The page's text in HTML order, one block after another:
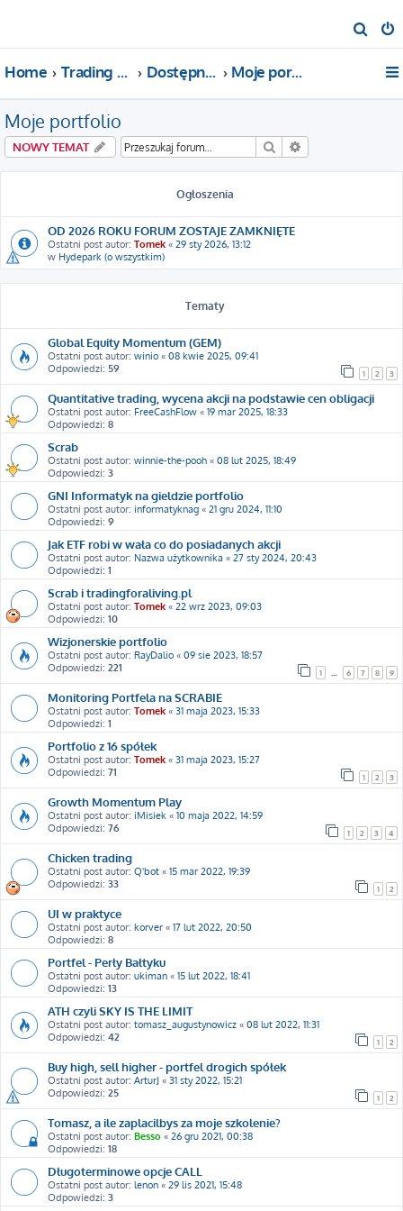
z
Home Trading For a Living Dostępne kategorie Moje portfolio
Moje portfolio
NOWY TEMAT Szukaj
Ogłoszenia
OD 2026 ROKU FORUM ZOSTAJE ZAMKNIĘTE
Ostatni post autor: Tomek « 29 sty 2026, 13:12
w Hydepark (o wszystkim)
Tematy
Global Equity Momentum (GEM)
Ostatni post autor: winio « 08 kwie 2025, 09:41
Odpowiedzi: 59 1 2 3
Quantitative trading, wycena akcji na podstawie cen obligacji
Ostatni post autor: FreeCashFlow « 19 mar 2025, 18:33
Odpowiedzi: 8
Scrab
Ostatni post autor: winnie-the-pooh « 08 lut 2025, 18:49
Odpowiedzi: 3
GNI Informatyk na gieldzie portfolio
Ostatni post autor: informatyknag « 21 gru 2024, 11:10
Odpowiedzi: 9
Jak ETF robi w wała co do posiadanych akcji
Ostatni post autor: Nazwa użytkownika « 27 sty 2024, 20:43
Odpowiedzi: 1
Scrab i tradingforaliving.pl
Ostatni post autor: Tomek « 22 wrz 2023, 09:03
Odpowiedzi: 10
Wizjonerskie portfolio
Ostatni post autor: RayDalio « 09 sie 2023, 18:57
Odpowiedzi: 221 1 6 7 8 9
Monitoring Portfela na SCRABIE
Ostatni post autor: Tomek « 31 maja 2023, 15:33
Odpowiedzi: 1
Portfolio z 16 spółek
Ostatni post autor: Tomek « 31 maja 2023, 15:27
Odpowiedzi: 71 1 2 3
Growth Momentum Play
Ostatni post autor: iMisiek « 10 maja 2022, 14:59
Odpowiedzi: 76 1 2 3 4
Chicken trading
Ostatni post autor: Q'bot « 15 mar 2022, 19:39
Odpowiedzi: 33 1 2
UI w praktyce
Ostatni post autor: korver « 17 lut 2022, 20:50
Odpowiedzi: 8
Portfel - Perły Bałtyku
Ostatni post autor: ukiman « 15 lut 2022, 18:41
Odpowiedzi: 13
ATH czyli SKY IS THE LIMIT
Ostatni post autor: tomasz_augustynowicz « 08 lut 2022, 11:31
Odpowiedzi: 42 1 2
Buy high, sell higher - portfel drogich spółek
Ostatni post autor: ArturJ « 31 sty 2022, 15:21
Odpowiedzi: 25 1 2
Tomasz, a ile zaplacilbys za moje szkolenie?
Ostatni post autor: Besso « 26 gru 2021, 00:38
Odpowiedzi: 18
Długoterminowe opcje CALL
Ostatni post autor: lenon « 29 lis 2021, 15:48
Odpowiedzi: 3